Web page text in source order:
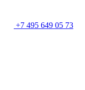
+7 495 649 05 73